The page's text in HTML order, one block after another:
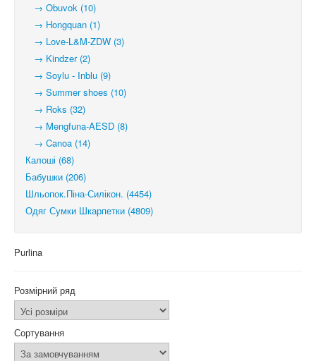
→ Obuvok (10)
→ Hongquan (1)
→ Love-L&M-ZDW (3)
→ Kindzer (2)
→ Soylu - Inblu (9)
→ Summer shoes (10)
→ Roks (32)
→ Mengfuna-AESD (8)
→ Canoa (14)
Калоші (68)
Бабушки (206)
Шльопок.Піна-Силікон. (4454)
Одяг Сумки Шкарпетки (4809)
Purlina
Розмірний ряд
Сортування